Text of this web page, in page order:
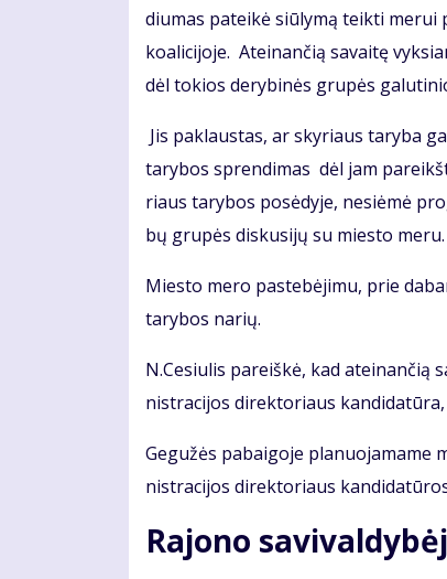
diu­mas pa­tei­kė siū­ly­mą teik­ti
ko­a­li­ci­jo­je. At­ei­nan­čią sa­vai­tę
dėl to­kios de­ry­bi­nės gru­pės
Jis pa­klaus­tas, ar sky­riaus ta­ry­ba
ta­ry­bos spren­di­mas dėl jam
riaus ta­ry­bos po­sė­dy­je, ne­si­ė­mė
bų gru­pės dis­ku­si­jų su mies­to me­ru.
Mies­to me­ro pa­ste­bė­ji­mu, prie
ta­ry­bos na­rių.
N.Ce­siu­lis pa­reiš­kė, kad
nist­ra­ci­jos di­rek­to­riaus
Ge­gu­žės pabaigoje
nist­ra­ci­jos di­rek­to­riaus
Ra­jo­no